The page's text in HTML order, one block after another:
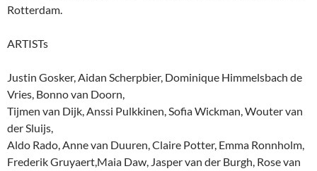
Rotterdam.
ARTISTs
Justin Gosker, Aidan Scherpbier, Dominique Himmelsbach de
Vries, Bonno van Doorn,
Tijmen van Dijk, Anssi Pulkkinen, Sofia Wickman, Wouter van
der Sluijs,
Aldo Rado, Anne van Duuren, Claire Potter, Emma Ronnholm,
Frederik Gruyaert,Maia Daw, Jasper van der Burgh, Rose van